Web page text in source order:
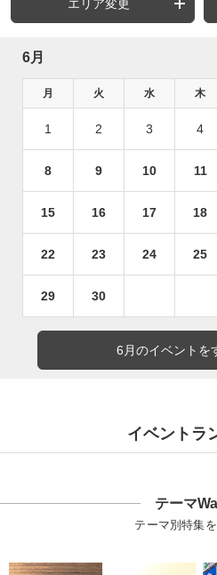
エリア変更
6月
月 火 水 木
1 2 3 4
8 9 10 11
15 16 17 18
22 23 24 25
29 30
6月のイベントを
イベントラ
テーマ
テーマ別特集